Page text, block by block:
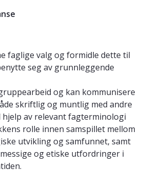
faglige valg og formidle dette til
seg av grunnleggende
og kan kommunisere
skriftlig og muntlig med andre
hjelp av relevant fagterminologi
rolle innen samspillet mellom
utvikling og samfunnet, samt
og etiske utfordringer i